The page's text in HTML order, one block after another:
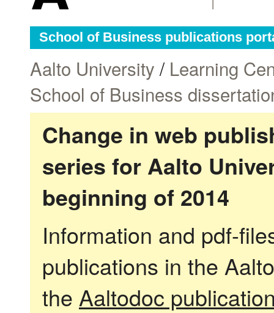
School of Business publications
Aalto University / Learning
School of Business
Change in web
series for Aalto
beginning of 2014
Information and pdf-
publications in the
the Aaltodoc